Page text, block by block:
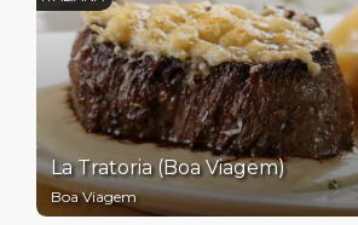
La Tratoria (Boa Viagem)
Boa Viagem